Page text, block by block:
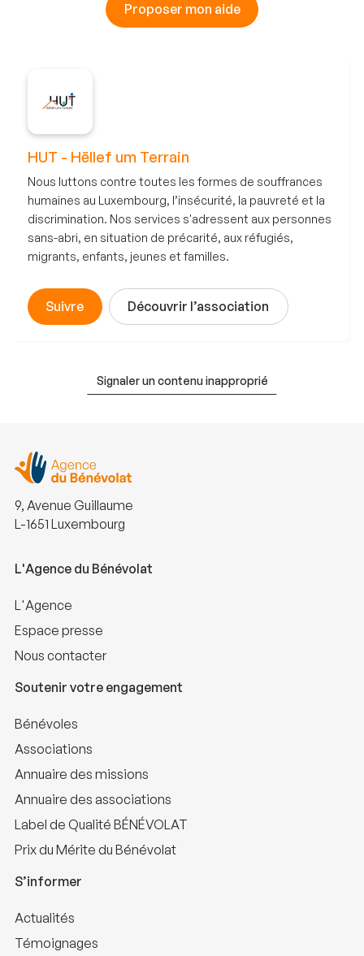
Proposer mon aide
HUT - Hëllef um Terrain
Nous luttons contre toutes les formes de souffrances
humaines au Luxembourg, l’insécurité, la pauvreté et la
discrimination. Nos services s'adressent aux personnes
sans-abri, en situation de précarité, aux réfugiés,
migrants, enfants, jeunes et familles.
Suivre Découvrir l’association
Signaler un contenu inapproprié
9, Avenue Guillaume
L-1651 Luxembourg
L'Agence du Bénévolat
L'Agence
Espace presse
Nous contacter
Soutenir votre engagement
Bénévoles
Associations
Annuaire des missions
Annuaire des associations
Label de Qualité BÉNÉVOLAT
Prix du Mérite du Bénévolat
S’informer
Actualités
Témoignages